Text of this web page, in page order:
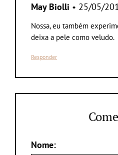
May Biolli • 25/05/
Nossa, eu também
deixa a pele como veludo.
Responder
Nome: